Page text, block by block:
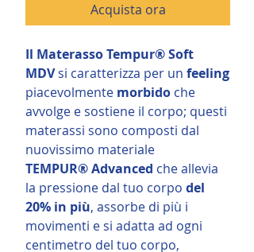
Acquista ora
Il Materasso Tempur® Soft
MDVsi caratterizza per un feeling
piacevolmente morbido che
avvolge e sostiene il corpo; questi
materassi sono composti dal
nuovissimo materiale
TEMPUR® Advanced che allevia
la pressione dal tuo corpo del
20% in più, assorbe di più i
movimenti e si adatta ad ogni
centimetro del tuo corpo,